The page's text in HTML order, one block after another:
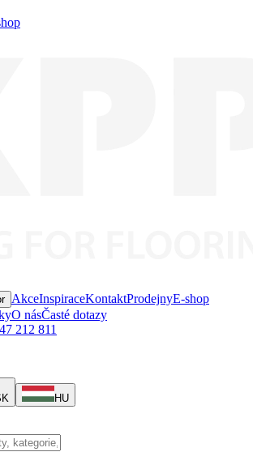
AkceInspiraceKontaktProdejnyE-shop
O násČasté dotazy
212 811
HU